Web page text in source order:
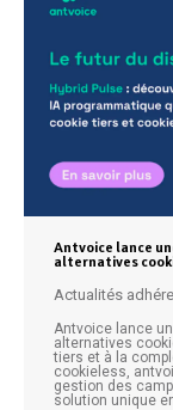
Antvoice lance
alternatives
Actualités
Antvoice lance
alternatives
tiers et à la
cookieless,
gestion des
solution unique